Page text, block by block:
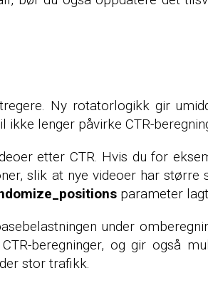
Ny rotatorlogikk gir
lenger påvirke CTR-
etter CTR. Hvis du for
slik at nye videoer har større
parameter
under
beregninger, og gir også
stor trafikk.